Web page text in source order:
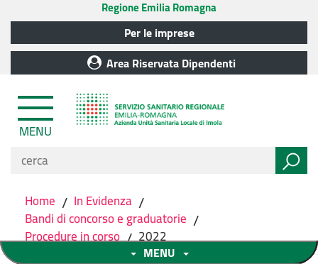
Regione Emilia Romagna
Per le imprese
Area Riservata Dipendenti
MENU
Home / In Evidenza /
Bandi di concorso e graduatorie /
Procedure in corso / 2022
MENU